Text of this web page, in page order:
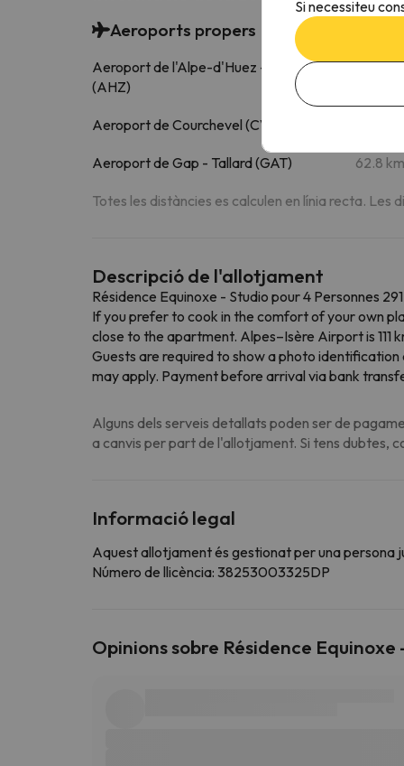
Aeroports propers
Aeroport de l'Alpe-d'Huez - Henri Giraud
(AHZ)
8.8 km
Aeroport de Courchevel (CVF)
Aeroport de Gap - Tallard (GAT) 62.8 km
Totes les distàncies es calculen en línia recta.
Descripció de l'allotjament
Résidence Equinoxe - Studio pour 4 Personnes
If you prefer to cook in the comfort of your own
close to the apartment. Alpes–Isère Airport is 111
Guests are required to show a photo
may apply. Payment before arrival via bank
Alguns dels serveis detallats poden ser de
a canvis per part de l'allotjament. Si tens dubtes,
Informació legal
Aquest allotjament és gestionat per una persona
Número de llicència: 38253003325DP
Opinions sobre Résidence Equinoxe
Si necessiteu